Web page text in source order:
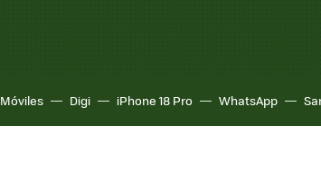
Móviles Digi iPhone 18 Pro WhatsApp